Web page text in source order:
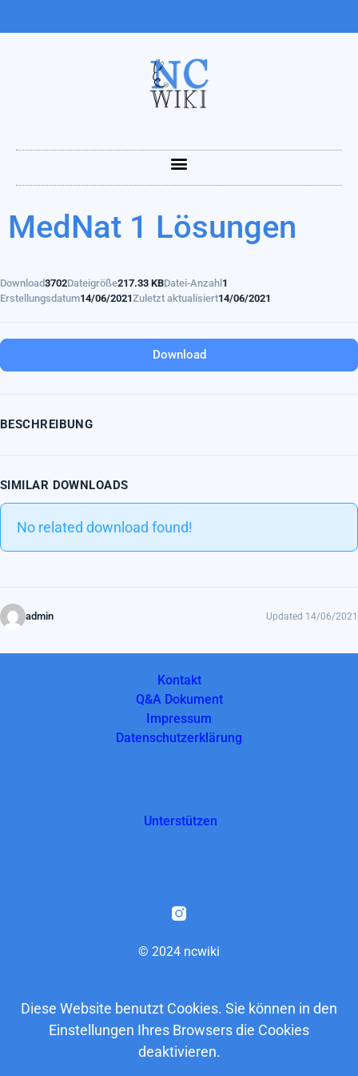
MedNat 1 Lösungen
Download3702Dateigröße217.33 KBDatei-Anzahl1
Erstellungsdatum14/06/2021Zuletzt aktualisiert14/06/2021
Download
BESCHREIBUNG
SIMILAR DOWNLOADS
No related download found!
admin Updated 14/06/2021
Kontakt
Q&A Dokument
Impressum
Datenschutzerklärung
Unterstützen
© 2024 ncwiki
Diese Website benutzt Cookies. Sie können in den
Einstellungen Ihres Browsers die Cookies
deaktivieren.